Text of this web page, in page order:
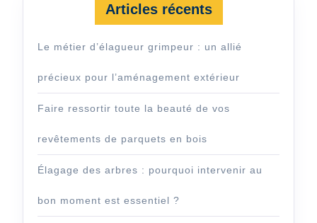
Articles récents
Le métier d’élagueur grimpeur : un allié
précieux pour l’aménagement extérieur
Faire ressortir toute la beauté de vos
revêtements de parquets en bois
Élagage des arbres : pourquoi intervenir au
bon moment est essentiel ?